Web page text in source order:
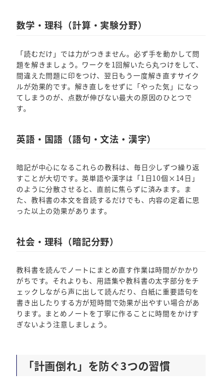
数学・理科（計算・実験分野）
「読むだけ」では力がつきません。必ず手を動かして問
題を解きましょう。ワークを1回解いたら丸つけをして、
間違えた問題に印をつけ、翌日もう一度解き直すサイク
ルが効果的です。解き直しをせずに「やった気」になっ
てしまうのが、点数が伸びない最大の原因のひとつで
す。
英語・国語（語句・文法・漢字）
暗記が中心になるこれらの教科は、毎日少しずつ繰り返
すことが大切です。英単語や漢字は「1日10個×14日」
のように分散させると、直前に焦らずに済みます。ま
た、教科書の本文を音読するだけでも、内容の定着に思
った以上の効果があります。
社会・理科（暗記分野）
教科書を読んでノートにまとめ直す作業は時間がかかり
がちです。それよりも、用語集や教科書の太字部分をチ
ェックしながら声に出して読んだり、白紙に重要語句を
書き出したりする方が短時間で効果が出やすい場合があ
ります。まとめノートを丁寧に作ることに時間をかけす
ぎないよう注意しましょう。
「計画倒れ」を防ぐ3つの習慣